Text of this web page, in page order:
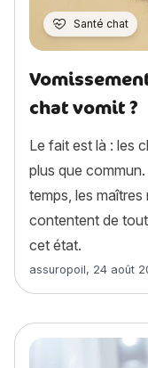
Santé chat
chat vomit ?
Le fait est là : les
plus que commun.
temps, les maîtres
contentent de
cet état.
Article rédigé par
assuropoil, 24 août